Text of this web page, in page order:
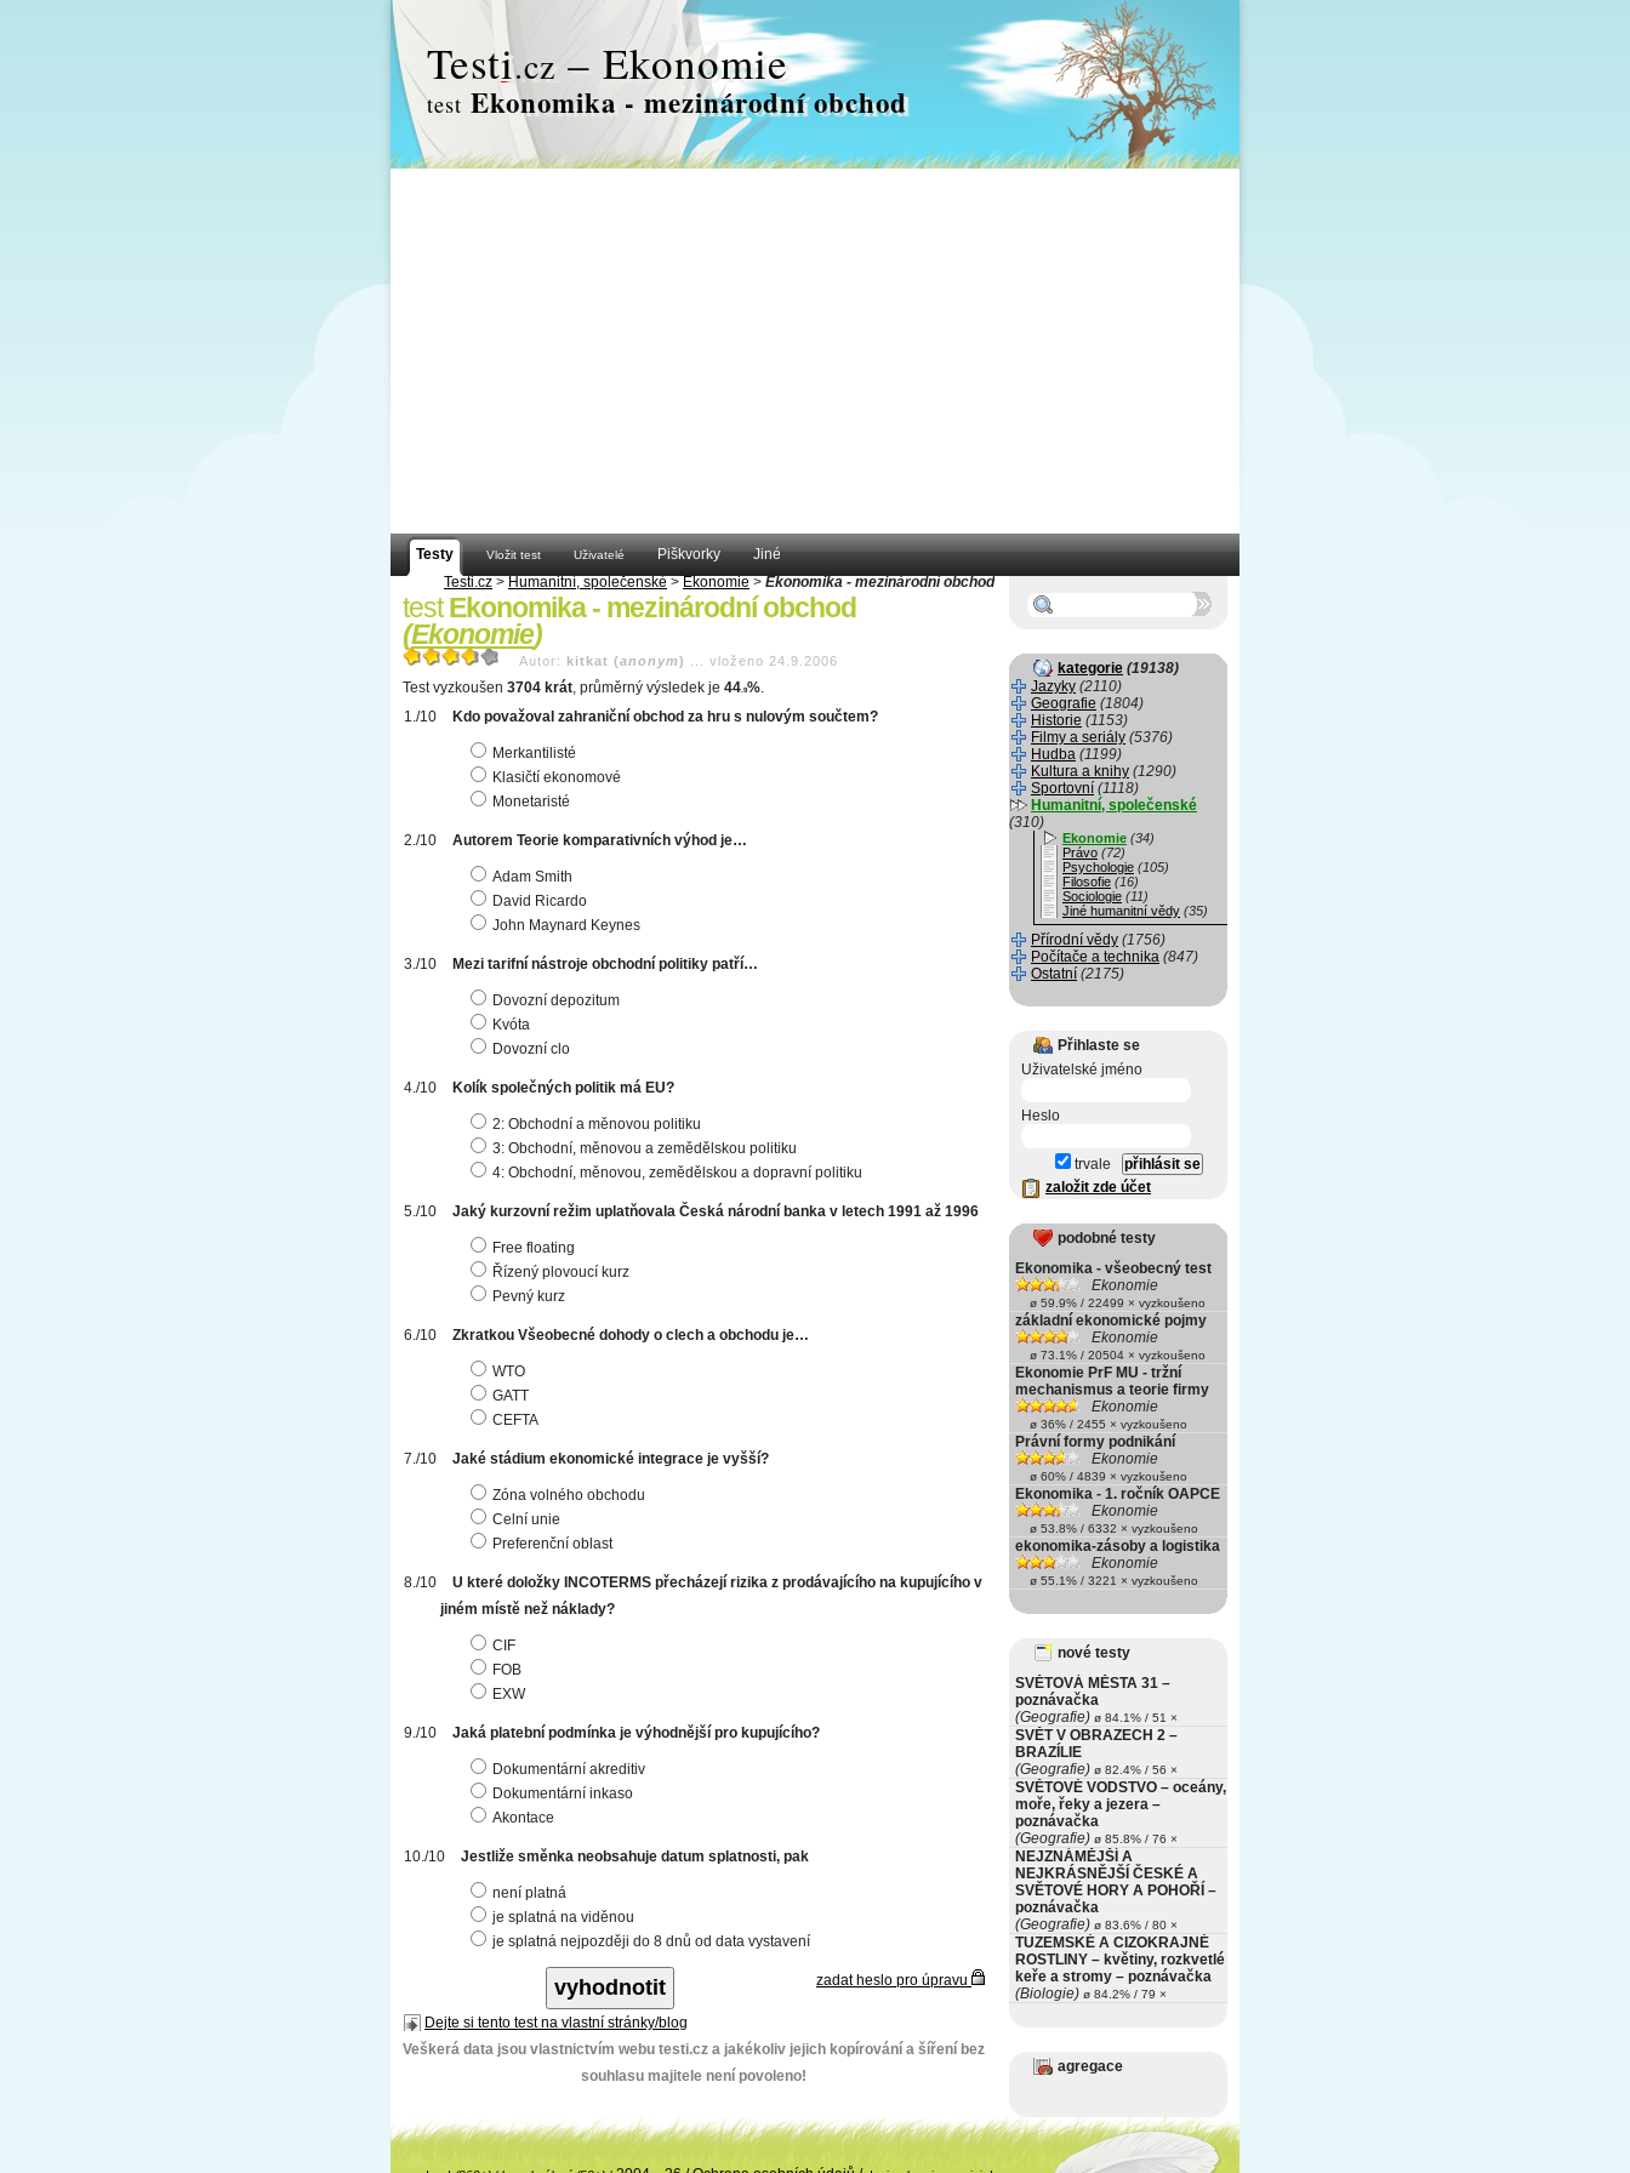
Testi.cz – Ekonomie
test Ekonomika - mezinárodní obchod
Testy Vložit test Uživatelé Piškvorky
Jiné
Testi.cz > Humanitní, společenské > Ekonomie > Ekonomika - mezinárodní obchod
testEkonomika - mezinárodní obchod
(Ekonomie)
Autor: kitkat (anonym) vloženo 24.9.2006
Test vyzkoušen 3704 krát, průměrný výsledek je 44 .9%.
Kdo považoval zahraniční obchod za hru s nulovým součtem?
Merkantilisté
Klasičtí ekonomové
Monetaristé
Autorem Teorie komparativních výhod je…
Adam Smith
David Ricardo
John Maynard Keynes
Mezi tarifní nástroje obchodní politiky patří…
Dovozní depozitum
Kvóta
Dovozní clo
Kolík společných politik má EU?
2: Obchodní a měnovou politiku
3: Obchodní, měnovou a zemědělskou politiku
4: Obchodní, měnovou, zemědělskou a dopravní politiku
Jaký kurzovní režim uplatňovala Česká národní banka v letech 1991 až 1996
Free floating
Řízený plovoucí kurz
Pevný kurz
Zkratkou Všeobecné dohody o clech a obchodu je…
WTO
GATT
CEFTA
Jaké stádium ekonomické integrace je vyšší?
Zóna volného obchodu
Celní unie
Preferenční oblast
U které doložky INCOTERMS přecházejí rizika z prodávajícího na kupujícího v
jiném místě než náklady?
CIF
FOB
EXW
Jaká platební podmínka je výhodnější pro kupujícího?
Dokumentární akreditiv
Dokumentární inkaso
Akontace
Jestliže směnka neobsahuje datum splatnosti, pak
není platná
je splatná na viděnou
je splatná nejpozději do 8 dnů od data vystavení
zadat heslo pro úpravu
Dejte si tento test na vlastní stránky/blog
Veškerá data jsou vlastnictvím webu testi.cz a jakékoliv jejich kopírování a šíření bez
souhlasu majitele není povoleno!
kategorie (19138)
Jazyky (2110)
Geografie (1804)
Historie (1153)
Filmy a seriály (5376)
Hudba (1199)
Kultura a knihy (1290)
Sportovní (1118)
Humanitní, společenské
(310)
Ekonomie (34)
Právo (72)
Psychologie (105)
Filosofie (16)
Sociologie (11)
Jiné humanitní vědy (35)
Přírodní vědy (1756)
Počítače a technika (847)
Ostatní (2175)
Přihlaste se
Uživatelské jméno
Heslo
trvale
založit zde účet
podobné testy
Ekonomika - všeobecný test
Ekonomie
ø 59.9% / 22499 × vyzkoušeno
základní ekonomické pojmy
Ekonomie
ø 73.1% / 20504 × vyzkoušeno
Ekonomie PrF MU - tržní
mechanismus a teorie firmy
Ekonomie
ø 36% / 2455 × vyzkoušeno
Právní formy podnikání
Ekonomie
ø 60% / 4839 × vyzkoušeno
Ekonomika - 1. ročník OAPCE
Ekonomie
ø 53.8% / 6332 × vyzkoušeno
ekonomika-zásoby a logistika
Ekonomie
ø 55.1% / 3221 × vyzkoušeno
nové testy
SVĚTOVÁ MĚSTA 31 –
poznávačka
(Geografie) ø 84.1% / 51 ×
SVĚT V OBRAZECH 2 –
BRAZÍLIE
(Geografie) ø 82.4% / 56 ×
SVĚTOVÉ VODSTVO – oceány,
moře, řeky a jezera –
poznávačka
(Geografie) ø 85.8% / 76 ×
NEJZNÁMĚJŠÍ A
NEJKRÁSNĚJŠÍ ČESKÉ A
SVĚTOVÉ HORY A POHOŘÍ –
poznávačka
(Geografie) ø 83.6% / 80 ×
TUZEMSKÉ A CIZOKRAJNÉ
ROSTLINY – květiny, rozkvetlé
keře a stromy – poznávačka
(Biologie) ø 84.2% / 79 ×
agregace